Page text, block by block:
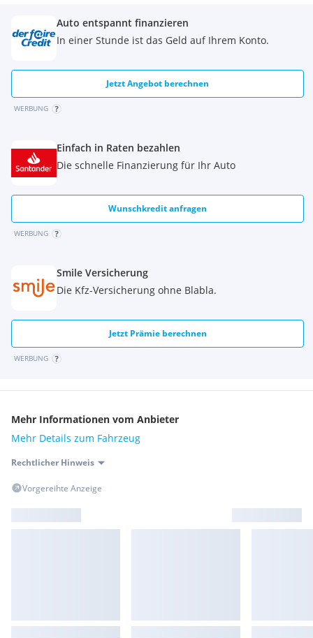
Auto entspannt finanzieren
In einer Stunde ist das Geld auf Ihrem Konto.
Jetzt Angebot berechnen
WERBUNG
Einfach in Raten bezahlen
Die schnelle Finanzierung für Ihr Auto
Wunschkredit anfragen
WERBUNG
Smile Versicherung
Die Kfz-Versicherung ohne Blabla.
Jetzt Prämie berechnen
WERBUNG
Mehr Informationen vom Anbieter
Mehr Details zum Fahrzeug
Rechtlicher Hinweis
Vorgereihte Anzeige